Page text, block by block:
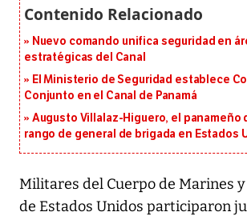
Nuevo comando unifica seguridad en
estratégicas del Canal
El Ministerio de Seguridad establece
Conjunto en el Canal de Panamá
Augusto Villalaz-Higuero, el panameño
rango de general de brigada en Estados
Militares del Cuerpo de Marines
de Estados Unidos participaron